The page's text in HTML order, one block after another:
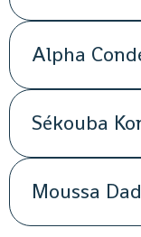
Alpha
Sékouba
Moussa